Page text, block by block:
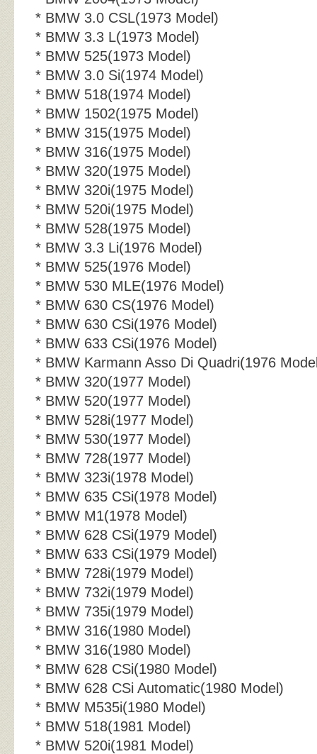
* BMW 3.0 CSL(1973 Model)
* BMW 3.3 L(1973 Model)
* BMW 525(1973 Model)
* BMW 3.0 Si(1974 Model)
* BMW 518(1974 Model)
* BMW 1502(1975 Model)
* BMW 315(1975 Model)
* BMW 316(1975 Model)
* BMW 320(1975 Model)
* BMW 320i(1975 Model)
* BMW 520i(1975 Model)
* BMW 528(1975 Model)
* BMW 3.3 Li(1976 Model)
* BMW 525(1976 Model)
* BMW 530 MLE(1976 Model)
* BMW 630 CS(1976 Model)
* BMW 630 CSi(1976 Model)
* BMW 633 CSi(1976 Model)
* BMW Karmann Asso Di Quadri(1976
* BMW 320(1977 Model)
* BMW 520(1977 Model)
* BMW 528i(1977 Model)
* BMW 530(1977 Model)
* BMW 728(1977 Model)
* BMW 323i(1978 Model)
* BMW 635 CSi(1978 Model)
* BMW M1(1978 Model)
* BMW 628 CSi(1979 Model)
* BMW 633 CSi(1979 Model)
* BMW 728i(1979 Model)
* BMW 732i(1979 Model)
* BMW 735i(1979 Model)
* BMW 316(1980 Model)
* BMW 316(1980 Model)
* BMW 628 CSi(1980 Model)
* BMW 628 CSi Automatic(1980 Model)
* BMW M535i(1980 Model)
* BMW 518(1981 Model)
* BMW 520i(1981 Model)